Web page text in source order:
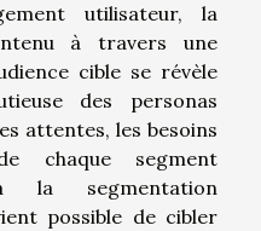
utilisateur, la
à travers une
cible se révèle
des personas
attentes, les besoins
chaque segment
la segmentation
possible de cibler